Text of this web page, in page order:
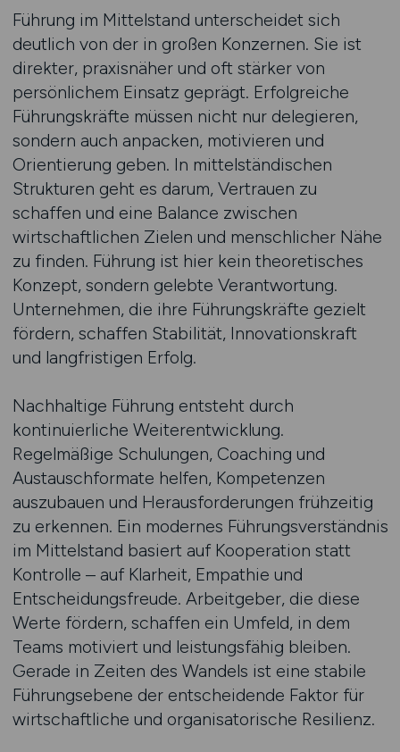
Führung im Mittelstand unterscheidet sich
deutlich von der in großen Konzernen. Sie ist
direkter, praxisnäher und oft stärker von
persönlichem Einsatz geprägt. Erfolgreiche
Führungskräfte müssen nicht nur delegieren,
sondern auch anpacken, motivieren und
Orientierung geben. In mittelständischen
Strukturen geht es darum, Vertrauen zu
schaffen und eine Balance zwischen
wirtschaftlichen Zielen und menschlicher Nähe
zu finden. Führung ist hier kein theoretisches
Konzept, sondern gelebte Verantwortung.
Unternehmen, die ihre Führungskräfte gezielt
fördern, schaffen Stabilität, Innovationskraft
und langfristigen Erfolg.
Nachhaltige Führung entsteht durch
kontinuierliche Weiterentwicklung.
Regelmäßige Schulungen, Coaching und
Austauschformate helfen, Kompetenzen
auszubauen und Herausforderungen frühzeitig
zu erkennen. Ein modernes Führungsverständnis
im Mittelstand basiert auf Kooperation statt
Kontrolle – auf Klarheit, Empathie und
Entscheidungsfreude. Arbeitgeber, die diese
Werte fördern, schaffen ein Umfeld, in dem
Teams motiviert und leistungsfähig bleiben.
Gerade in Zeiten des Wandels ist eine stabile
Führungsebene der entscheidende Faktor für
wirtschaftliche und organisatorische Resilienz.